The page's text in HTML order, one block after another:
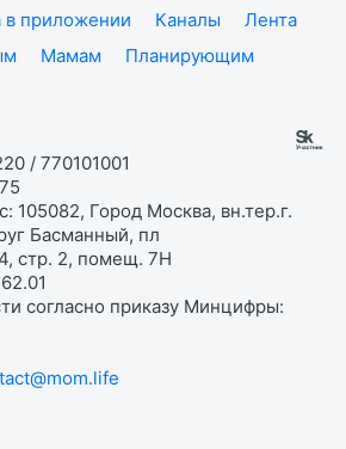
в приложении Каналы
Лента
Мамам
Планирующим
/ 770101001
105082, Город Москва, вн.тер.г.
Басманный, пл
стр. 2, помещ. 7Н
согласно приказу Минцифры: